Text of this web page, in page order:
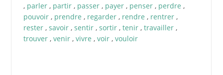
, parler, partir, passer, payer, penser, perdre ,
pouvoir, prendre , regarder, rendre , rentrer,
rester, savoir, sentir, sortir, tenir, travailler,
trouver, venir, vivre , voir, vouloir